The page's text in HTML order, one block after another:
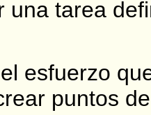
una tarea
esfuerzo
puntos